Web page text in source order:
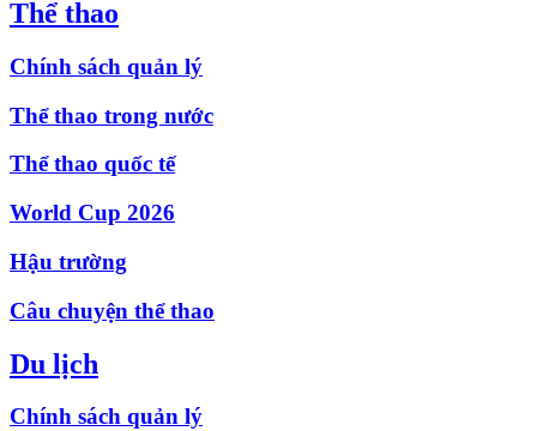
Thể thao
Chính sách quản lý
Thể thao trong nước
Thể thao quốc tế
World Cup 2026
Hậu trường
Câu chuyện thể thao
Du lịch
Chính sách quản lý